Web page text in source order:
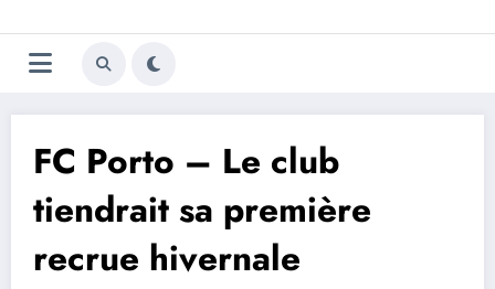
au
contenu
Trivela
L'actualité du football
FC Porto – Le club
tiendrait sa première
recrue hivernale